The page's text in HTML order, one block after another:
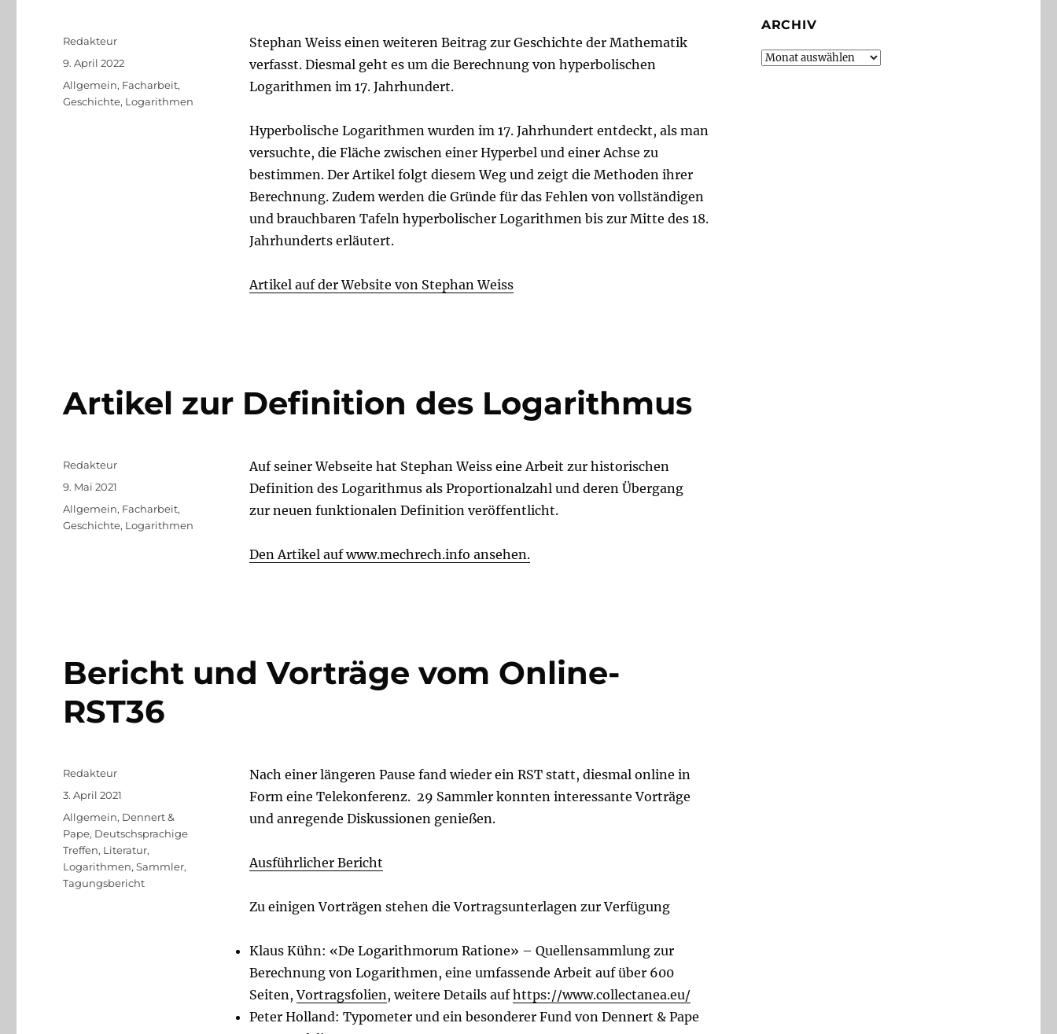
Stephan Weiss einen weiteren Beitrag zur Geschichte der Mathematik
verfasst. Diesmal geht es um die Berechnung von hyperbolischen
Logarithmen im 17. Jahrhundert.
Hyperbolische Logarithmen wurden im 17. Jahrhundert entdeckt, als man
versuchte, die Fläche zwischen einer Hyperbel und einer Achse zu
bestimmen. Der Artikel folgt diesem Weg und zeigt die Methoden ihrer
Berechnung. Zudem werden die Gründe für das Fehlen von vollständigen
und brauchbaren Tafeln hyperbolischer Logarithmen bis zur Mitte des 18.
Jahrhunderts erläutert.
Artikel auf der Website von Stephan Weiss
Autor
Redakteur
Veröffentlicht
am
9. April 2022
Kategorien
Allgemein, Facharbeit,
Geschichte, Logarithmen
Artikel zur Definition des Logarithmus
Auf seiner Webseite hat Stephan Weiss eine Arbeit zur historischen
Definition des Logarithmus als Proportionalzahl und deren Übergang
zur neuen funktionalen Definition veröffentlicht.
Den Artikel auf www.mechrech.info ansehen.
Autor
Redakteur
Veröffentlicht
am
9. Mai 2021
Kategorien
Allgemein, Facharbeit,
Geschichte, Logarithmen
Bericht und Vorträge vom Online-
RST36
Nach einer längeren Pause fand wieder ein RST statt, diesmal online in
Form eine Telekonferenz. 29 Sammler konnten interessante Vorträge
und anregende Diskussionen genießen.
Ausführlicher Bericht
Zu einigen Vorträgen stehen die Vortragsunterlagen zur Verfügung
Klaus Kühn: «De Logarithmorum Ratione» – Quellensammlung zur
Berechnung von Logarithmen, eine umfassende Arbeit auf über 600
Seiten,Vortragsfolien, weitere Details aufhttps://www.collectanea.eu/
Peter Holland: Typometer und ein besonderer Fund von Dennert & Pape
Autor
Redakteur
Veröffentlicht
am
3. April 2021
Kategorien
Allgemein, Dennert &
Pape, Deutschsprachige
Treffen, Literatur,
Logarithmen,Sammler,
Tagungsbericht
ARCHIV
Archiv